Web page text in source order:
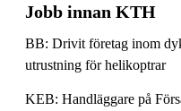
Jobb innan KTH
BB: Drivit företag inom
utrustning för helikoptrar
KEB: Handläggare på